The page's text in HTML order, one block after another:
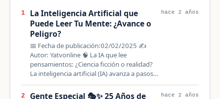
1
La Inteligencia Artificial que
Puede Leer Tu Mente: ¿Avance o
Peligro?
📅 Fecha de publicación:02/02/2025 ✍️
Autor: Yatvonline 🧠 La IA que lee
pensamientos: ¿Ciencia ficción o realidad?
La inteligencia artificial (IA) avanza a pasos…
hace 2 años
2
Gente Especial 🎭✨ 25 Años de
hace 2 años